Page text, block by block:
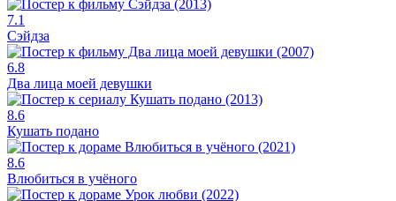
7.1
Сэйдза
6.8
Два лица моей девушки
8.6
Кушать подано
8.6
Влюбиться в учёного